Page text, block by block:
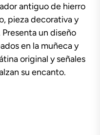
antiguo de hierro
pieza decorativa y
un diseño
en la muñeca y
original y señales
su encanto.